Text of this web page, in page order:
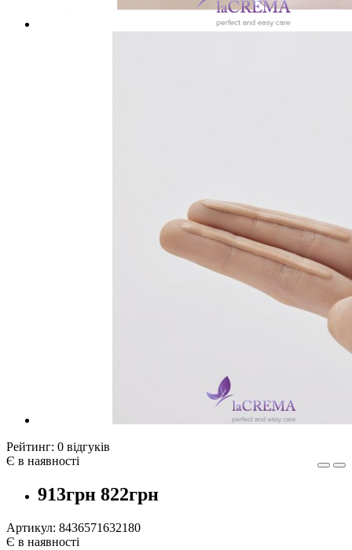
Рейтинг: 0 відгуків
Є в наявності
913грн 822грн
Артикул: 8436571632180
Є в наявності